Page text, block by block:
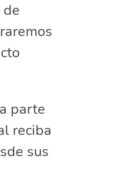
parte
reciba
sus